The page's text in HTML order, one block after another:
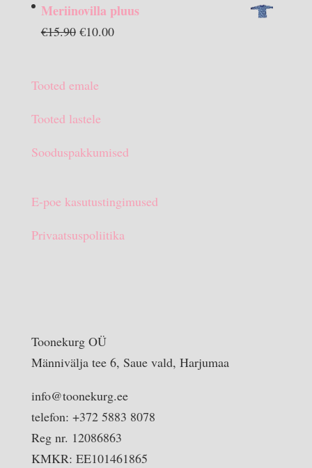
on:
Meriinovilla pluus
€15.90 Algne
€15.90.
€10.00Praegune
Tooted emale
Tooted lastele
Sooduspakkumised
E-poe kasutustingimused
Privaatsuspoliitika
Toonekurg OÜ
Männivälja tee 6, Saue vald, Harjumaa
info@toonekurg.ee
telefon: +372 5883 8078
Reg nr. 12086863
KMKR: EE101461865